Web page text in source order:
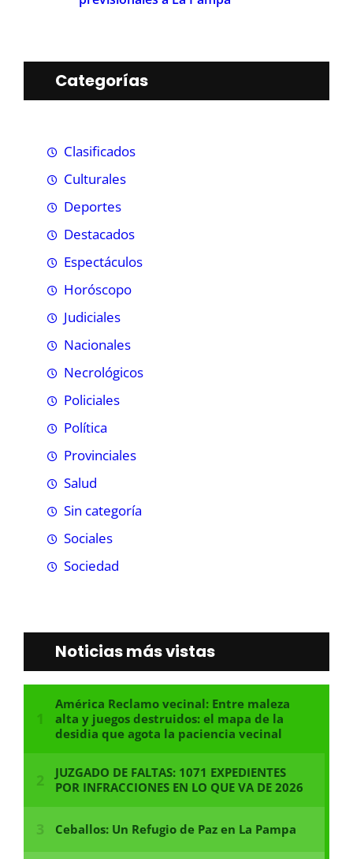
Categorías
Clasificados
Culturales
Deportes
Destacados
Espectáculos
Horóscopo
Judiciales
Nacionales
Necrológicos
Policiales
Política
Provinciales
Salud
Sin categoría
Sociales
Sociedad
Noticias más vistas